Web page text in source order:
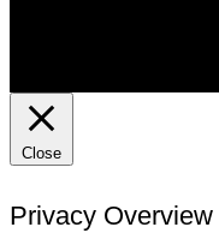
Close
Privacy Overview